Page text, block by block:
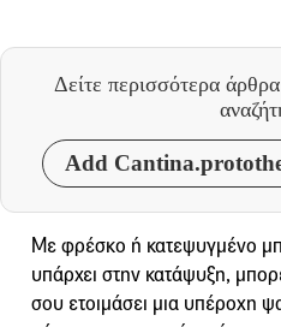
Δείτε περισσότερα
Add
Με φρέσκο ή κατεψυγμένο
υπάρχει στην κατάψυξη,
σου ετοιμάσει μια υπέροχη